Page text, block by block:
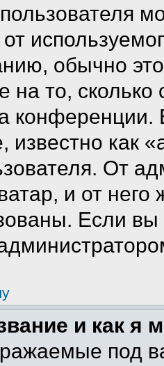
обычно это
на то,
известно как
От
и от него
Если
и как я
под